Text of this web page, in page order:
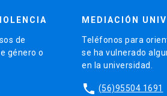
de
género o
MEDIACIÓN
Teléfonos para
se ha vulnerado
en la universidad.
phone (56)95504 1691